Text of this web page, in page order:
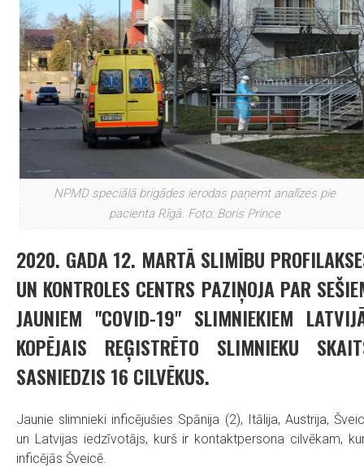
NPMD speciālā brigādes ierodas paņemt analīzes pie
pacienta Rīgā. Foto: Boris Prince
2020. GADA 12. MARTĀ SLIMĪBU
UN KONTROLES CENTRS PAZIŅOJA PAR
JAUNIEM "COVID-19" SLIMNIEKIEM
KOPĒJAIS REĢISTRĒTO SLIMNIEKU
SASNIEDZIS 16 CILVĒKUS.
Jaunie slimnieki inficējušies Spānija (2), Itālija, Austrija,
un Latvijas iedzīvotājs, kurš ir kontaktpersona cilvēkam,
inficējās Šveicē.